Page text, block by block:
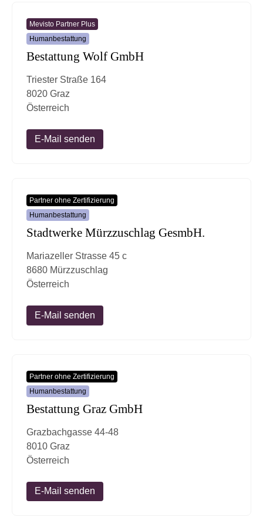
Mevisto Partner Plus
Humanbestattung
Bestattung Wolf GmbH
Triester Straße 164
8020 Graz
Österreich
E-Mail senden
Partner ohne Zertifizierung
Humanbestattung
Stadtwerke Mürzzuschlag GesmbH.
Mariazeller Strasse 45 c
8680 Mürzzuschlag
Österreich
E-Mail senden
Partner ohne Zertifizierung
Humanbestattung
Bestattung Graz GmbH
Grazbachgasse 44-48
8010 Graz
Österreich
E-Mail senden